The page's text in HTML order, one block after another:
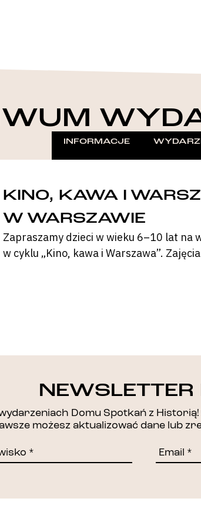
INFORMACJE
KINO, KAWA I
W WARSZAWIE
Zapraszamy dzieci w wieku 6–10 lat
w cyklu „Kino, kawa i Warszawa”.
NEWSLETTER
Domu Spotkań z Historią!
możesz aktualizować dane lub